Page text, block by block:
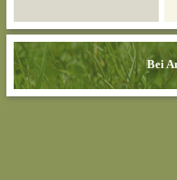
Bei